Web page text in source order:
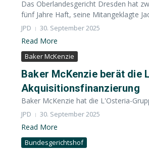
Das Oberlandesgericht Dresden hat
fünf Jahre Haft, seine Mitangeklagte
JPD 30. September 2025
Read More
Baker McKenzie
Baker McKenzie berät die
Akquisitionsfinanzierung
Baker McKenzie hat die L'Osteria-
JPD 30. September 2025
Read More
Bundesgerichtshof